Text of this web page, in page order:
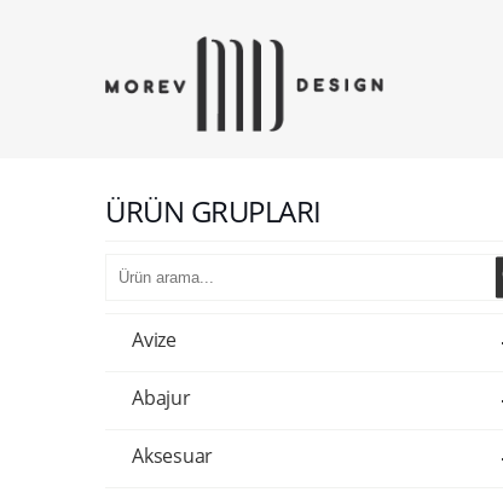
ÜRÜN GRUPLARI
Avize
Abajur
Aksesuar